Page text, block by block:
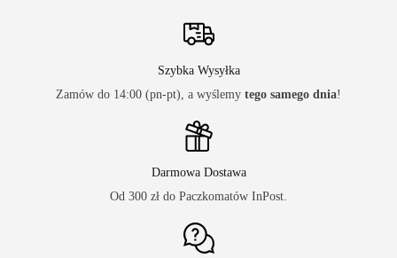
Szybka Wysyłka
Zamów do 14:00 (pn-pt), a wyślemy tego samego dnia!
Darmowa Dostawa
Od 300 zł do Paczkomatów InPost.